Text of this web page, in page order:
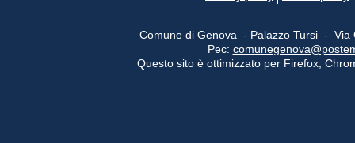
Comune di Genova - Palazzo Tursi -
Pec:
Questo sito è ottimizzato per Firefox,